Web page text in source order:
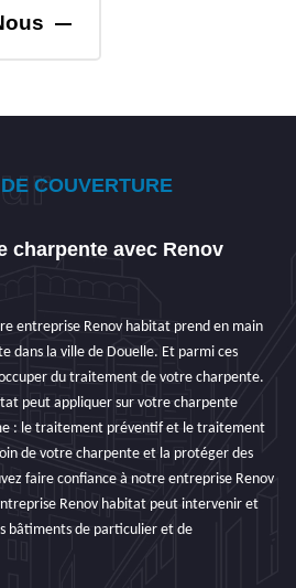
COUVERTURE
charpente avec Renov
entreprise Renov habitat prend en main
dans la ville de Douelle. Et parmi ces
du traitement de votre charpente.
peut appliquer sur votre charpente
: le traitement préventif et le traitement
de votre charpente et la protéger des
faire confiance à notre entreprise Renov
Renov habitat peut intervenir et
bâtiments de particulier et de